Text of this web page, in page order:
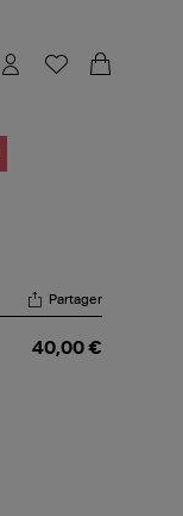
Partager
40,00 €